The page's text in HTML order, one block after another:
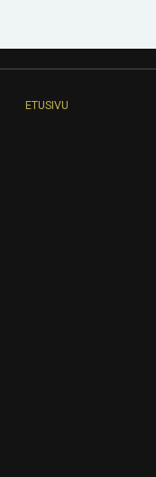
ETUSIVU